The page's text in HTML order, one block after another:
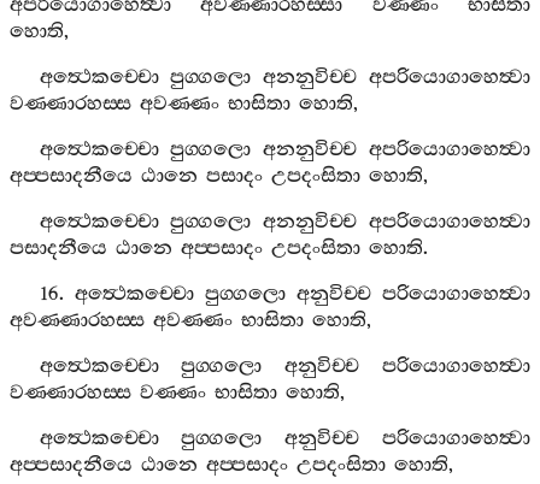
අපරියොගාහෙත්‍වා
අවණ‍්ණාරහස‍්සා වණ‍්ණං
භාසිතා
හොති,
අත්‍ථෙකච‍්චො පුග‍්ගලො අනනුවිච‍්ච අපරියොගාහෙත්‍වා
වණ‍්ණාරහස‍්ස අවණ‍්ණං භාසිතා හොති,
අත්‍ථෙකච‍්චො පුග‍්ගලො අනනුවිච‍්ච අපරියොගාහෙත්‍වා
අප‍්පසාදනීයෙ ඨානෙ පසාදං උපදංසිතා හොති,
අත්‍ථෙකච‍්චො පුග‍්ගලො අනනුවිච‍්ච අපරියොගාහෙත්‍වා
පසාදනීයෙ ඨානෙ අප‍්පසාදං උපදංසිතා හොති.
16. අත්‍ථෙකච‍්චො පුග‍්ගලො අනුවිච‍්ච පරියොගාහෙත්‍වා
අවණ‍්ණාරහස‍්ස අවණ‍්ණං භාසිතා හොති,
අත්‍ථෙකච‍්චො
පුග‍්ගලො අනුවිච‍්ච
පරියොගාහෙත්‍වා
වණ‍්ණාරහස‍්ස වණ‍්ණං භාසිතා හොති,
අත්‍ථෙකච‍්චො
පුග‍්ගලො අනුවිච‍්ච
පරියොගාහෙත්‍වා
අප‍්පසාදනීයෙ ඨානෙ අප‍්පසාදං උපදංසිතා හොති,